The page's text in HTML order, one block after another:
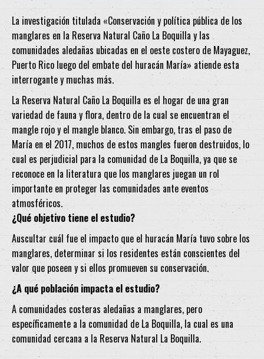
La investigación titulada «Conservación y política pública de los
manglares en la Reserva Natural Caño La Boquilla y las
comunidades aledañas ubicadas en el oeste costero de Mayaguez,
Puerto Rico luego del embate del huracán María» atiende esta
interrogante y muchas más.
La Reserva Natural Caño La Boquilla es el hogar de una gran
variedad de fauna y flora, dentro de la cual se encuentranel
mangle rojo y el mangle blanco. Sin embargo, tras el paso de
María en el 2017, muchos de estos mangles fueron destruidos, lo
cual es perjudicial para la comunidad de La Boquilla, ya que se
reconoce en la literatura que los manglares juegan un rol
importante en proteger las comunidades ante eventos
atmosféricos.
¿Qué objetivo tiene el estudio?
Auscultar cuál fue el impacto que el huracán María tuvo sobre los
manglares, determinar si los residentes están conscientes del
valor que poseen y si ellos promueven su conservación.
¿A qué población impacta el estudio?
A comunidades costeras aledañas a manglares, pero
específicamente a la comunidad de La Boquilla, la cual es una
comunidad cercana a la Reserva Natural La Boquilla.